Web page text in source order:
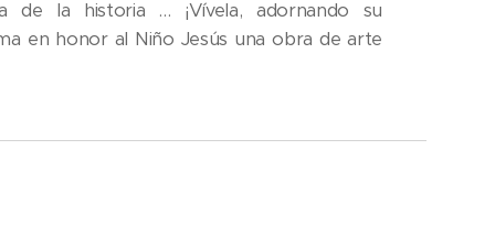
de la historia … ¡Vívela, adornando su
en honor al Niño Jesús una obra de arte